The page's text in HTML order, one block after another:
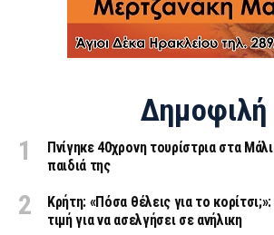
Δημοφιλή
Πνίγηκε 40χρονη τουρίστρια στα
παιδιά της
Κρήτη: «Πόσα θέλεις για το
τιμή για να ασελγήσει σε ανήλικη